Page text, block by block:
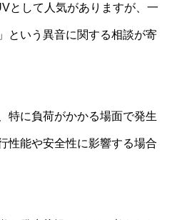
として人気がありますが、一
という異音に関する相談が寄
特に負荷がかかる場面で発生
性能や安全性に影響する場合